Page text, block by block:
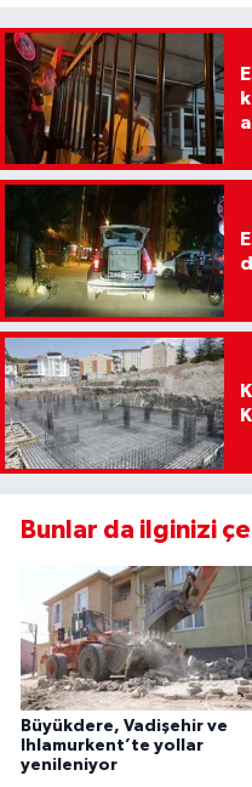
Bunlar da ilginizi
Büyükdere, Vadişehir ve
Ihlamurkent’te yollar
yenileniyor